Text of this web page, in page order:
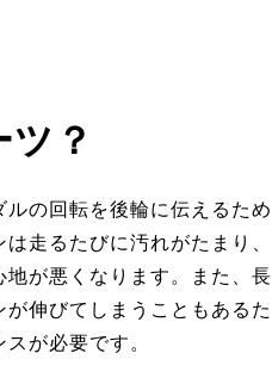
？
ルの回転を後輪に伝えるため
走るたびに汚れがたまり、
地が悪くなります。また、長
伸びてしまうこともあるた
が必要です。